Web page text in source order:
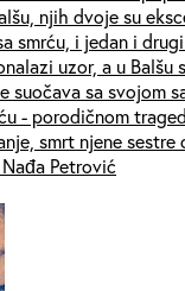
njih dvoje su
smrću, i jedan i
uzor, a u Balšu
suočava sa svojom
- porodičnom
smrt njene sestre
Petrović